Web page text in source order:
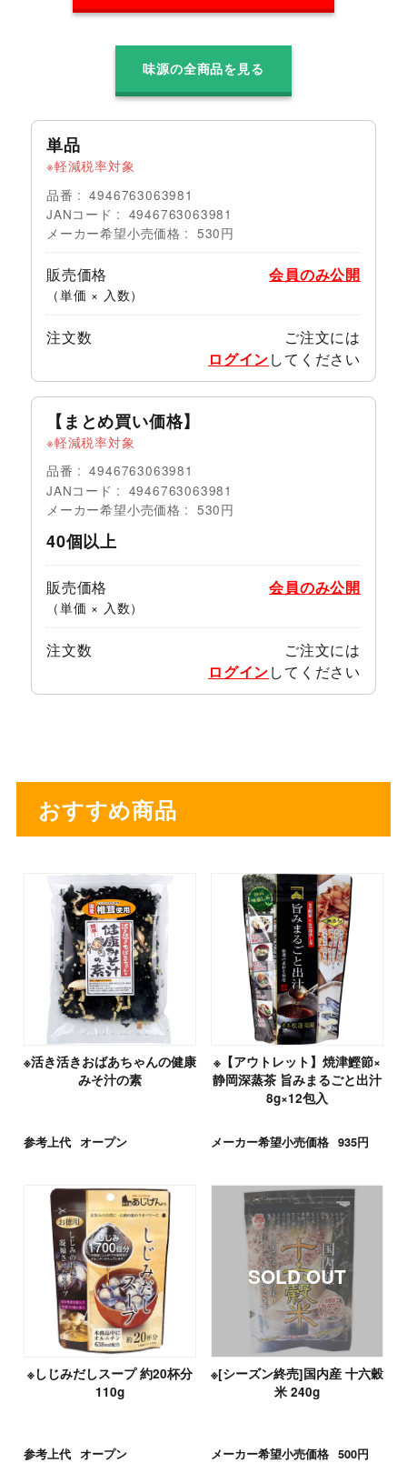
味源の全商品を見る
単品
軽減税率対象
品番
4946763063981
JANコード
4946763063981
メーカー希望小売価格
530円
販売価格
（単価 × 入数）
会員のみ公開
注文数
ご注文には
ログインしてください
【まとめ買い価格】
軽減税率対象
品番
4946763063981
JANコード
4946763063981
メーカー希望小売価格
530円
40個以上
販売価格
（単価 × 入数）
会員のみ公開
注文数
ご注文には
ログインしてください
おすすめ商品
※活き活きおばあちゃんの健康
みそ汁の素
参考上代 オープン
※【アウトレット】焼津鰹節×
静岡深蒸茶 旨みまるごと出汁
8g×12包入
メーカー希望小売価格 935円
※しじみだしスープ 約20杯分
110g
参考上代 オープン
※[シーズン終売]国内産 十六穀
米 240g
メーカー希望小売価格 500円